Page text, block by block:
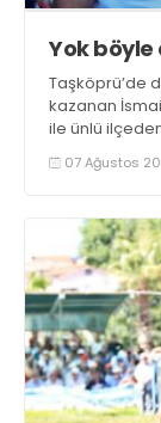
Yok böyle
Taşköprü’de
kazanan
ile ünlü
07 Ağustos